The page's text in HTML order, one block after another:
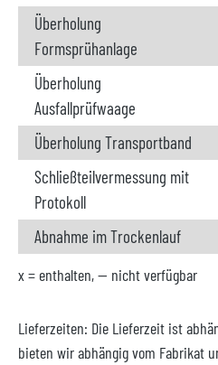
Überholung
Formsprühanlage
Überholung
Ausfallprüfwaage
Überholung Transportband
Schließteilvermessung mit
Protokoll
Abnahme im Trockenlauf
x = enthalten, -- nicht verfügbar
Lieferzeiten: Die Lieferzeit ist
bieten wir abhängig vom Fabrikat